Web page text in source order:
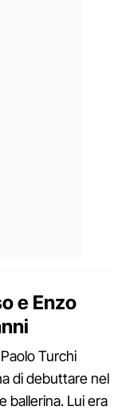
e Enzo
Turchi
di debuttare nel
ballerina. Lui era